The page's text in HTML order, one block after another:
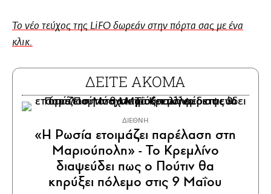
Το νέο τεύχος της LiFO δωρεάν στην πόρτα σας με ένα
κλικ.
ΔΕΙΤΕ ΑΚΟΜΑ
ΔΙΕΘΝΗ
«Η Ρωσία ετοιμάζει παρέλαση στη
Μαριούπολη» - Το Κρεμλίνο
διαψεύδει πως ο Πούτιν θα
κηρύξει πόλεμο στις 9 Μαΐου